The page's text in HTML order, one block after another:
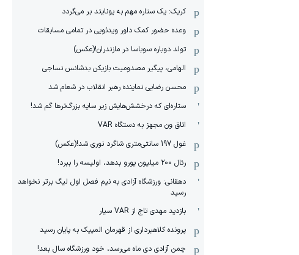
کریک: یک ستاره مهم به یونایتد بر می‌گردد
وعده حضور کمک داور ویدئویی در تمامی مسابقات
تولد دوباره سوباسا در مازندران!(عکس)
الهامی، پیگیر مصدومیت بازیکن بدشانس نساجی
محسن رضایی نماینده رهبر انقلاب در شعام شد
ستاره‌ای که درخشش‌هایش زیر سایه بزرگ‌ترها گم شد!
اتاق ون مجهز به دستگاه VAR
غول 197 سانتی‌متری شاگرد نوری شد!(عکس)
رئال ۲۰۰ میلیون یورو بدهد، اولیسه را ببرد!
دهقانی: ورزشگاه آزادی به نیم فصل اول لیگ برتر نخواهد
رسید
بازدید مهدی تاج از VAR سیار
پرونده کلاهبرداری از قهرمان المپیک به پایان رسید
چمن آزادی دی ماه می‌رسد، خود ورزشگاه سال بعد!